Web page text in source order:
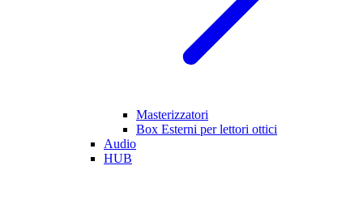
Masterizzatori
Box Esterni per lettori ottici
Audio
HUB